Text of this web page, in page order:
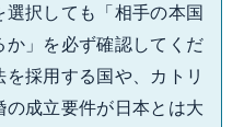
択しても「相手の本国
」を必ず確認してくだ
採用する国や、カトリ
成立要件が日本とは大